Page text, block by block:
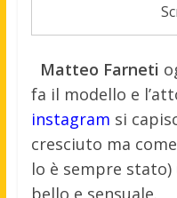
Matteo Farneti
fa il modello e
instagram si
cresciuto ma
lo è sempre stato)
bello e sensuale.